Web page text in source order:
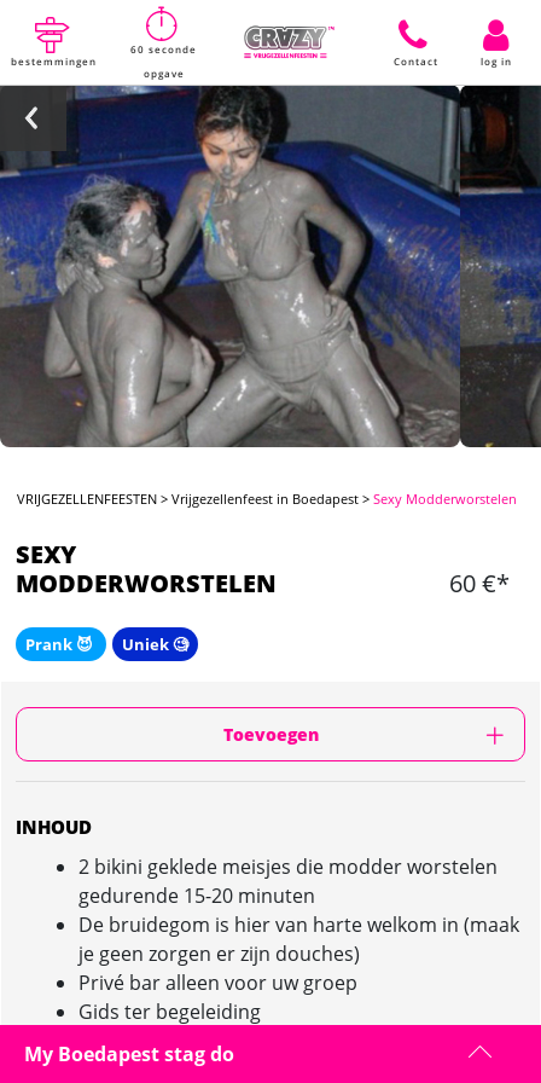
bestemmingen
60 seconde
opgave
Contact log in
VRIJGEZELLENFEESTEN >Vrijgezellenfeest in Boedapest >Sexy Modderworstelen
SEXY
MODDERWORSTELEN
60 €*
Prank 😈 Uniek 🧐
Toevoegen
INHOUD
2 bikini geklede meisjes die modder worstelen
gedurende 15-20 minuten
De bruidegom is hier van harte welkom in (maak
je geen zorgen er zijn douches)
Privé bar alleen voor uw groep
Gids ter begeleiding
1 round of beer
My Boedapest stag do